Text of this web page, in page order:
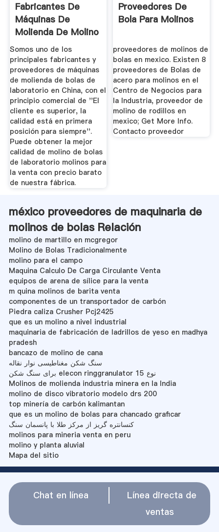
Fabricantes De
Máquinas De
Molienda De Molino
De Bola De ...
Somos uno de los
principales fabricantes y
proveedores de máquinas
de molienda de bolas de
laboratorio en China, con el
principio comercial de ''El
cliente es superior, la
calidad está en primera
posición para siempre''.
Puede obtener la mejor
calidad de molino de bolas
de laboratorio molinos para
la venta con precio barato
de nuestra fábrica.
Proveedores De
Bola Para Molinos
proveedores de molinos de
bolas en mexico. Existen 8
proveedores de Bolas de
acero para molinos en el
Centro de Negocios para
la Industria, proveedor de
molino de rodillos en
mexico; Get More Info.
Contacto proveedor
méxico proveedores de maquinaria de
molinos de bolas Relación
molino de martillo en mcgregor
Molino de Bolas Tradicionalmente
molino para el campo
Maquina Calculo De Carga Circulante Venta
equipos de arena de sílice para la venta
m quina molinos de barita venta
componentes de un transportador de carbón
Piedra caliza Crusher Pcj2425
que es un molino a nivel industrial
maquinaria de fabricación de ladrillos de yeso en madhya
pradesh
bancazo de molino de cana
سنگ شکن مغناطیسی نوار نقاله
برای سنگ شکن elecon ringgranulator نوع 15
Molinos de molienda industria minera en la India
molino de disco vibratorio modelo drs 200
top minería de carbón kalimantan
que es un molino de bolas para chancado graficar
کنسانتره گریز از مرکز طلا با پانسمان سنگ
molinos para mineria venta en peru
molino y planta aluvial
Mapa del sitio
Chat en línea
Línea directa de
ventas